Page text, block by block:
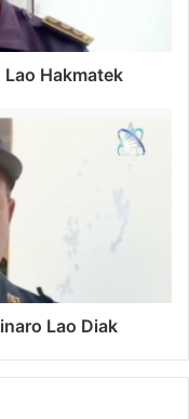
Hakmatek
Lao Diak